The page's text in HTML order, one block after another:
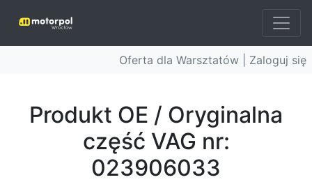
Oferta dla Warsztatów | Zaloguj się
Produkt OE / Oryginalna
część VAG nr:
023906033